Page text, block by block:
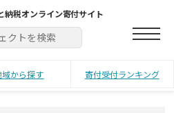
納税オンライン寄付サイト
域から探す 寄付受付ランキング